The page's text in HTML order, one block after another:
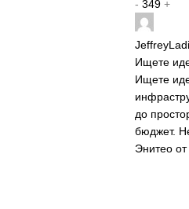
- 349 +
Ищете
Ищете
до
бюджет.
Энитео